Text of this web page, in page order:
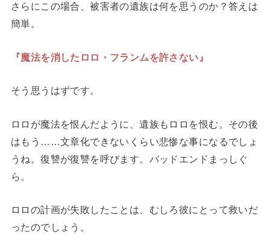
さらにこの場合、被害者の遺族は何を思うのか？答えは
簡単。
『魔法を消したロロ・フランムを許さない』
そう思うはずです。
ロロが魔法を恨んだように、遺族もロロを恨む。その後
はもう……文章化できないくらい悲惨な事になるでしょ
うね。復讐が復讐を呼びます。バッドエンドまっしぐ
ら。
ロロの計画が失敗したことは、むしろ彼にとって救いだ
ったのでしょう。